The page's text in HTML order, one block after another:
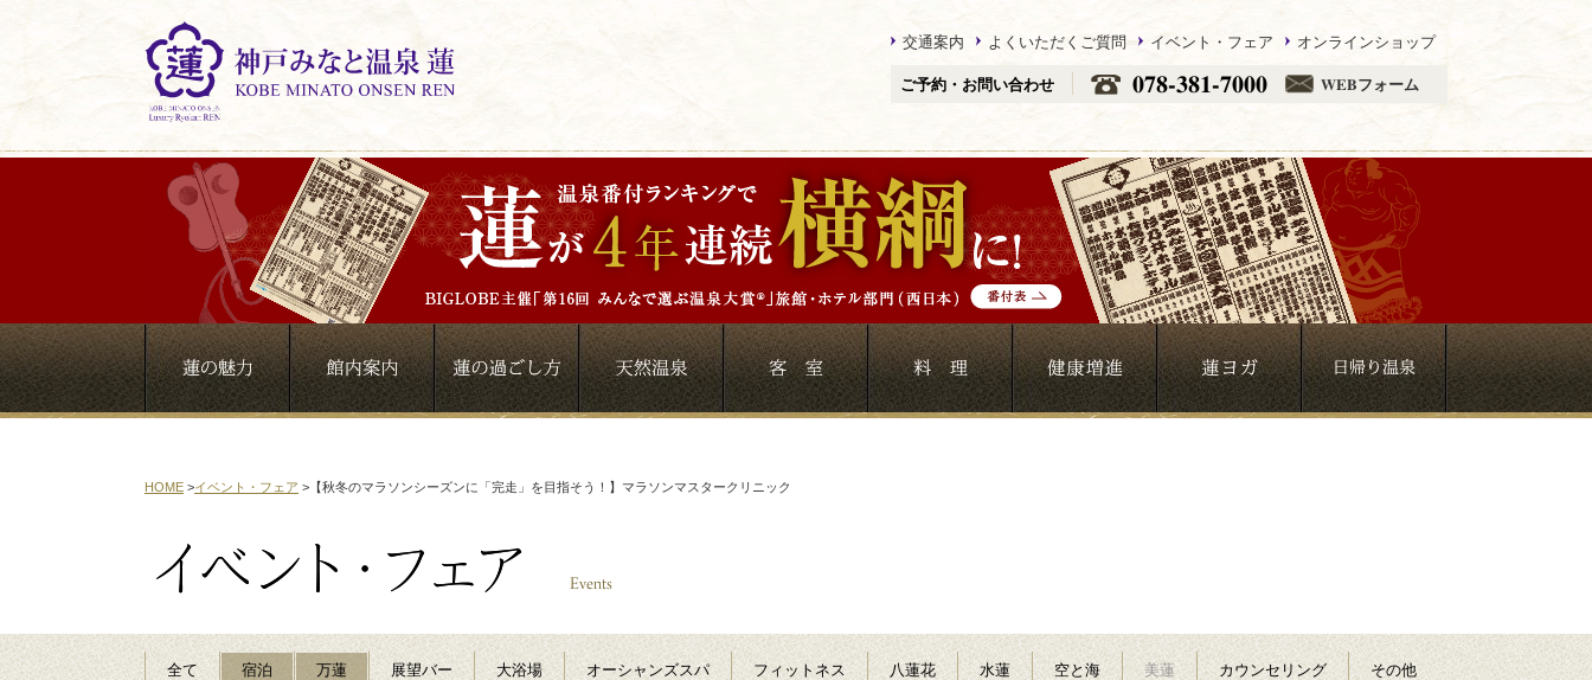
交通案内 よくいただくご質問 イベント・フェア オンラインショップ
ご予約・お問い合わせ 078-381-7000 WEBフォーム
HOME >イベント・フェア > 【秋冬のマラソンシーズンに「完走」を目指そう！】マラソンマスタークリニック
全て 宿泊 万蓮 展望バー 大浴場 オーシャンズスパ フィットネス 八蓮花 水蓮 空と海 美蓮 カウンセリング その他